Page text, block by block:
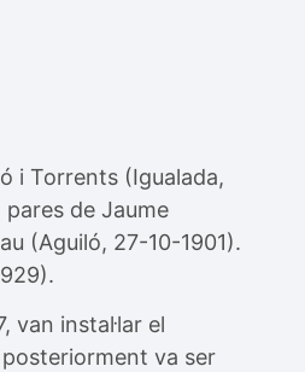
i Torrents (Igualada,
de Jaume
(Aguiló, 27-10-1901).
instal·lar el
va ser